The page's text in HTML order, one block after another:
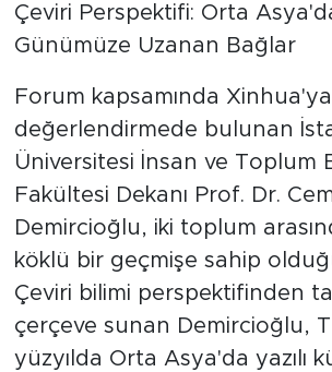
Çeviri Perspektifi: Orta
Günümüze Uzanan Bağlar
Forum kapsamında Xinhua'ya
değerlendirmede bulunan
Üniversitesi İnsan ve Toplum
Fakültesi Dekanı Prof. Dr.
Demircioğlu, iki toplum
köklü bir geçmişe sahip
Çeviri bilimi perspektifinden
çerçeve sunan Demircioğlu,
yüzyılda Orta Asya'da yazılı